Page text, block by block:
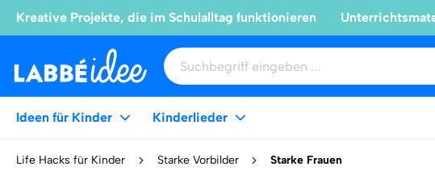
Kreative Projekte, die im Schulalltag funktionieren
Ideen für Kinder Kinderlieder
Life Hacks für Kinder Starke Vorbilder Starke Frauen